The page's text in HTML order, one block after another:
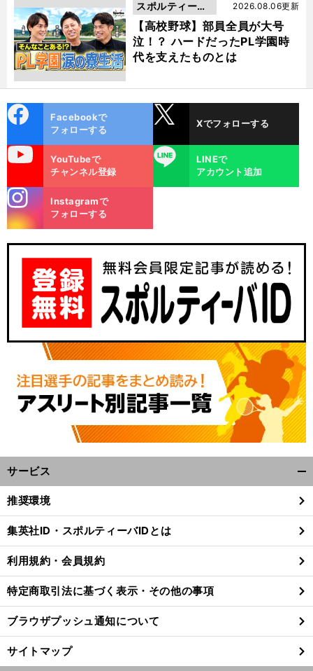
【高校野球】部員全員が大号
泣！？ ハードだったPL学園時
代を支えたものとは
2026.08.06更新
スポルティーバ
動画
ok
Facebookで
フォローする
Xでフォローする
YouTubeで
チャンネル登録
LINE
LINEで
アカウント追加
m
Instagramで
フォローする
サービス
閉
る
推奨環境
集英社ID・スポルティーバIDとは
利用規約・会員規約
特定商取引法に基づく表示・その他の事項
ブラウザプッシュ通知について
サイトマップ